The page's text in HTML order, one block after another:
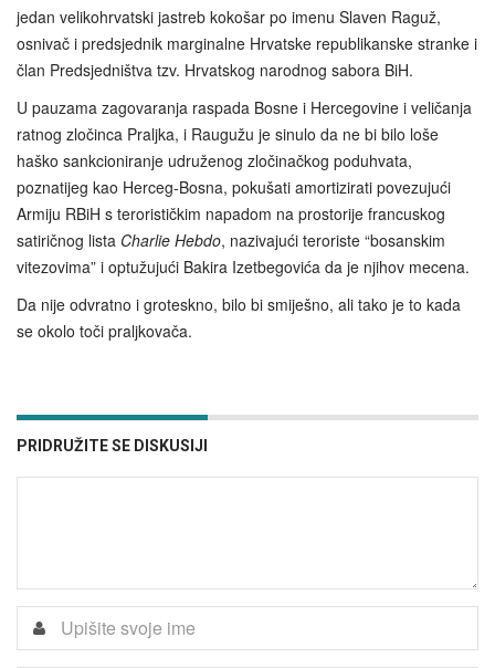
jedan velikohrvatski jastreb kokošar po imenu Slaven Raguž,
osnivač i predsjednik marginalne Hrvatske republikanske stranke i
član Predsjedništva tzv. Hrvatskog narodnog sabora BiH.
U pauzama zagovaranja raspada Bosne i Hercegovine i veličanja
ratnog zločinca Praljka, i Raugužu je sinulo da ne bi bilo loše
haško sankcioniranje udruženog zločinačkog poduhvata,
poznatijeg kao Herceg-Bosna, pokušati amortizirati povezujući
Armiju RBiH s terorističkim napadom na prostorije francuskog
satiričnog lista Charlie Hebdo, nazivajući teroriste “bosanskim
vitezovima” i optužujući Bakira Izetbegovića da je njihov mecena.
Da nije odvratno i groteskno, bilo bi smiješno, ali tako je to kada
se okolo toči praljkovača.
PRIDRUŽITE SE DISKUSIJI